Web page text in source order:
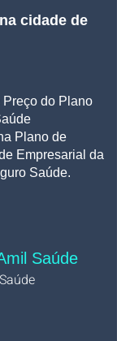
na cidade de
do Plano
Plano de
Empresarial da
Saúde.
Saúde